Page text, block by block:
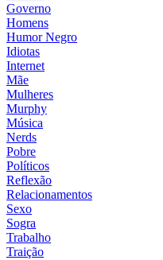
Governo
Homens
Humor Negro
Idiotas
Internet
Mãe
Mulheres
Murphy
Música
Nerds
Pobre
Políticos
Reflexão
Relacionamentos
Sexo
Sogra
Trabalho
Traição